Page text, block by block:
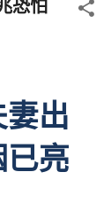
恐怕
出
已亮